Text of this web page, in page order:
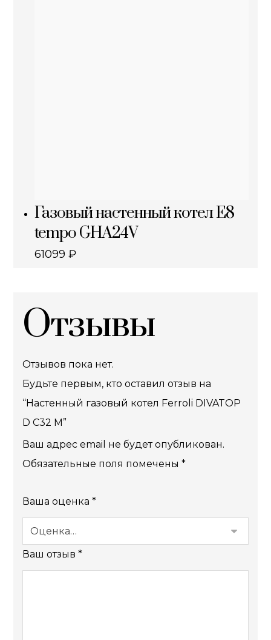
Газовый настенный котел E8
tempo GHA24V
61099₽
Отзывы
Отзывов пока нет.
Будьте первым, кто оставил отзыв на
“Настенный газовый котел Ferroli DIVATOP
D C32 M”
Ваш адрес email не будет опубликован.
Обязательные поля помечены*
Ваша оценка*
Ваш отзыв*